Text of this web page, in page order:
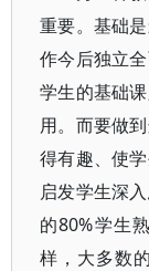
重要。基础
作今后独立
学生的基础
用。而要做
得有趣、使
启发学生深
的80%学生
样，大多数